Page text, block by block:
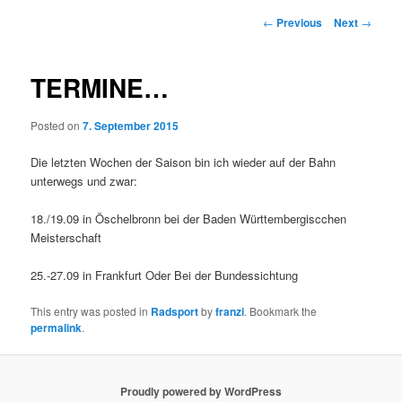
Post
← Previous Next →
TERMINE…
Posted on7. September 2015
Die letzten Wochen der Saison bin ich wieder auf der Bahn
unterwegs und zwar:
18./19.09 in Öschelbronn bei der Baden Württembergiscchen
Meisterschaft
25.-27.09 in Frankfurt Oder Bei der Bundessichtung
This entry was posted in Radsportbyfranzi. Bookmark the
permalink.
Proudly powered by WordPress